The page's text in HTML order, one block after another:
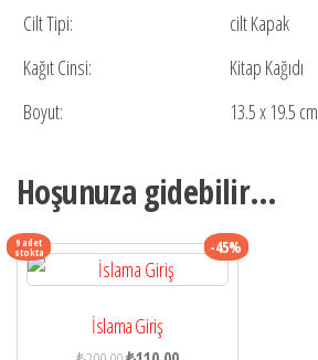
Cilt Tipi:
cilt Kapak
Kağıt Cinsi:
Kitap Kağıdı
Boyut:
13.5 x 19.5 cm
Hoşunuza gidebilir…
9 adet
stokta -45%
İslama Giriş